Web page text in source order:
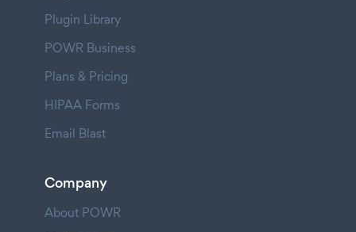
Plugin Library
POWR Business
Plans & Pricing
HIPAA Forms
Email Blast
Company
About POWR